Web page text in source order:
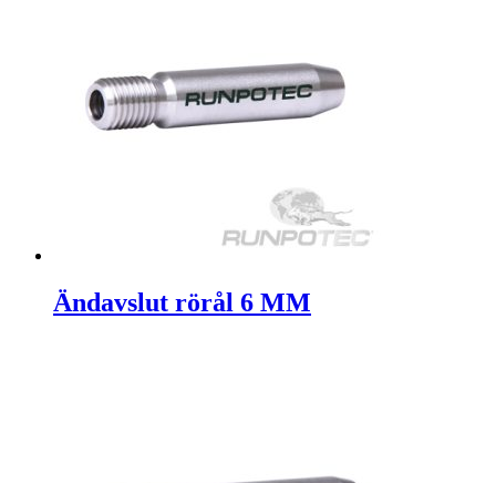
Ändavslut rörål 6 MM